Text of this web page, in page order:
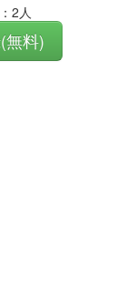
2人
無料)